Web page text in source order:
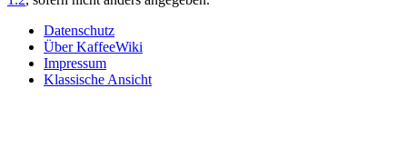
Datenschutz
Über KaffeeWiki
Impressum
Klassische Ansicht